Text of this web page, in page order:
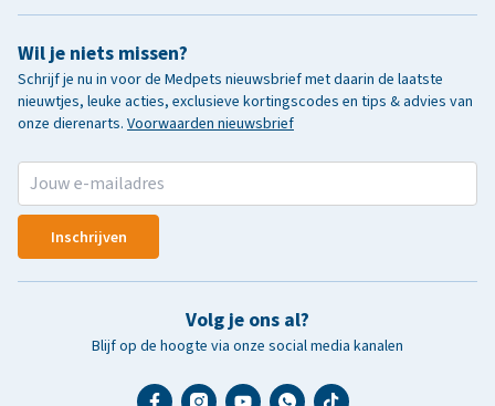
Wil je niets missen?
Schrijf je nu in voor de Medpets nieuwsbrief met daarin de laatste
nieuwtjes, leuke acties, exclusieve kortingscodes en tips & advies van
onze dierenarts. Voorwaarden nieuwsbrief
Inschrijven
Volg je ons al?
Blijf op de hoogte via onze social media kanalen